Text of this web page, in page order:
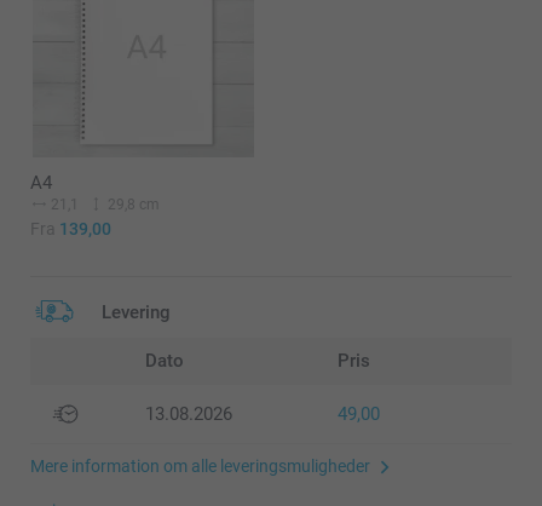
A4
21,1 29,8 cm
Fra 139,00
Levering
Dato Pris
13.08.2026 49,00
Mere information om alle leveringsmuligheder